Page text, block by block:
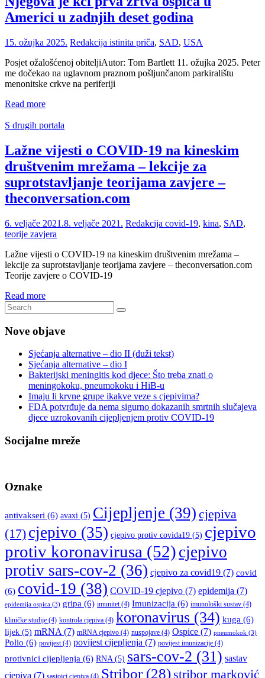
Americi u zadnjih deset godina
15. ožujka 2025. Redakcija istinita priča, SAD, USA
Posjet ožalošćenoj obiteljiAutor: Tom Bartlett 11. ožujka 2025. Peter
me dočekao na uglavnom praznom pošljunčanom parkiralištu
menonitske crkve na periferiji
Read more
S drugih portala
Lažne vijesti o COVID-19 na kineskim
društvenim mrežama – lekcije za
suprotstavljanje teorijama zavjere –
theconversation.com
6. veljače 2021.8. veljače 2021. Redakcija covid-19, kina, SAD,
teorije zavjera
Lažne vijesti o COVID-19 na kineskim društvenim mrežama –
lekcije za suprotstavljanje teorijama zavjere – theconversation.com
Teorije zavjere o COVID-19
Read more
Nove objave
Sjećanja alternative – dio II (duži tekst)
Sjećanja alternative – dio I
Bakterijski meningitis kod djece: Što treba znati o
meningokoku, pneumokoku i HiB-u
Imaju li krvne grupe ikakve veze s cjepivima?
FDA potvrđuje da nema sigurno dokazanih smrtnih slučajeva
djece uzrokovanih cijepljenjem protiv COVID-19
Socijalne mreže
Oznake
antivakseri (6) avaxi (5) Cijepljenje (39) cjepiva
(17) cjepivo (35) cjepivo protiv covida19 (5) cjepivo
protiv koronavirusa (52) cjepivo
protiv sars-cov-2 (36) cjepivo za covid19 (7) covid
(6) covid-19 (38) COVID-19 cjepivo (7) epidemija (7)
epidemija ospica (3) gripa (6) imunitet(4) Imunizacija (6) imunološki sustav (4)
kliničke studije (4) kontrola cjepiva (4) koronavirus (34) kuga (6)
lijek (5) mRNA (7) mRNA cjepivo (4) nuspojave (4) Ospice (7) pneumokok (3)
Polio (6) povijest(4) povijest cijepljenja (7) povijest imunizacije (4)
protivnici cijepljenja (6) RNA(5) sars-cov-2 (31) sastav
cjepiva (7) Stribor(28) stribor marković